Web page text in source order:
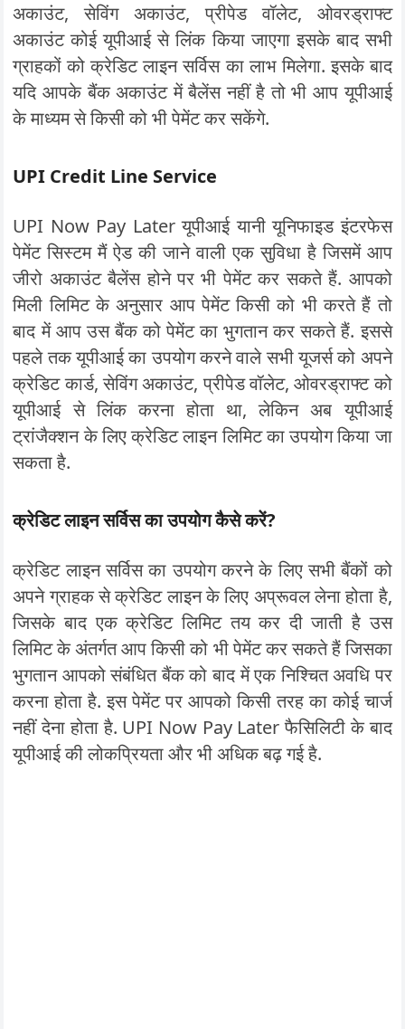
अकाउंट, सेविंग अकाउंट, प्रीपेड वॉलेट, ओवरड्राफ्ट
अकाउंट कोई यूपीआई से लिंक किया जाएगा इसके बाद सभी
ग्राहकों को क्रेडिट लाइन सर्विस का लाभ मिलेगा. इसके बाद
यदि आपके बैंक अकाउंट में बैलेंस नहीं है तो भी आप यूपीआई
के माध्यम से किसी को भी पेमेंट कर सकेंगे.
UPI Credit Line Service
UPI Now Pay Later यूपीआई यानी यूनिफाइड इंटरफेस
पेमेंट सिस्टम मैं ऐड की जाने वाली एक सुविधा है जिसमें आप
जीरो अकाउंट बैलेंस होने पर भी पेमेंट कर सकते हैं. आपको
मिली लिमिट के अनुसार आप पेमेंट किसी को भी करते हैं तो
बाद में आप उस बैंक को पेमेंट का भुगतान कर सकते हैं. इससे
पहले तक यूपीआई का उपयोग करने वाले सभी यूजर्स को अपने
क्रेडिट कार्ड, सेविंग अकाउंट, प्रीपेड वॉलेट, ओवरड्राफ्ट को
यूपीआई से लिंक करना होता था, लेकिन अब यूपीआई
ट्रांजैक्शन के लिए क्रेडिट लाइन लिमिट का उपयोग किया जा
सकता है.
क्रेडिट लाइन सर्विस का उपयोग कैसे करें?
क्रेडिट लाइन सर्विस का उपयोग करने के लिए सभी बैंकों को
अपने ग्राहक से क्रेडिट लाइन के लिए अप्रूवल लेना होता है,
जिसके बाद एक क्रेडिट लिमिट तय कर दी जाती है उस
लिमिट के अंतर्गत आप किसी को भी पेमेंट कर सकते हैं जिसका
भुगतान आपको संबंधित बैंक को बाद में एक निश्चित अवधि पर
करना होता है. इस पेमेंट पर आपको किसी तरह का कोई चार्ज
नहीं देना होता है. UPI Now Pay Later फैसिलिटी के बाद
यूपीआई की लोकप्रियता और भी अधिक बढ़ गई है.